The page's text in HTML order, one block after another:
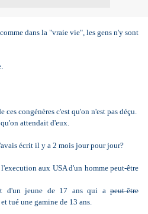
dans la "vraie vie", les gens n'y sont
congénères c'est qu'on n'est pas déçu.
attendait d'eux.
écrit il y a 2 mois jour pour jour?
aux USA d'un homme peut-être
d'un jeune de 17 ans qui a peut-être
tué une gamine de 13 ans.